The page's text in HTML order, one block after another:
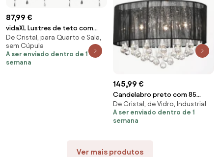
87,99 €
vidaXL Lustres de teto com
contas de cristal 2 pcs branco
elegante
De Cristal, para Quarto e Sala,
sem Cúpula
A ser enviado dentro de 1
semana
145,99 €
Candelabro preto com 85
cristais
De Cristal, de Vidro, Industrial
A ser enviado dentro de 1
semana
Ver mais produtos